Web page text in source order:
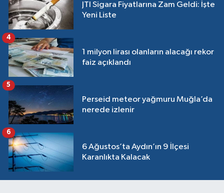
JTI Sigara Fiyatlarına Zam Geldi: İşte
Yeni Liste
1 milyon lirası olanların alacağı rekor
faiz açıklandı
4
Perseid meteor yağmuru Muğla’da
nerede izlenir
5
6 Ağustos’ta Aydın’ın 9 İlçesi
Karanlıkta Kalacak
6